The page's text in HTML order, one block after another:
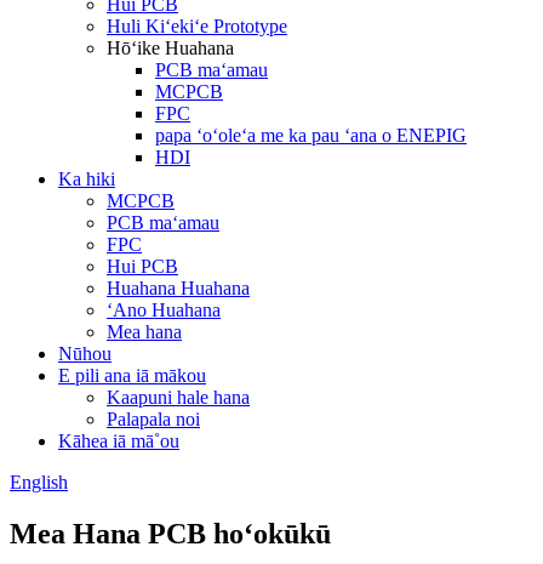
Hui PCB
Huli Kiʻekiʻe Prototype
Hōʻike Huahana
PCB maʻamau
MCPCB
FPC
papa ʻoʻoleʻa me ka pau ʻana o ENEPIG
HDI
Ka hiki
MCPCB
PCB maʻamau
FPC
Hui PCB
Huahana Huahana
ʻAno Huahana
Mea hana
Nūhou
E pili ana iā mākou
Kaapuni hale hana
Palapala noi
Kāhea iā mā˚ou
English
Mea Hana PCB hoʻokūkū